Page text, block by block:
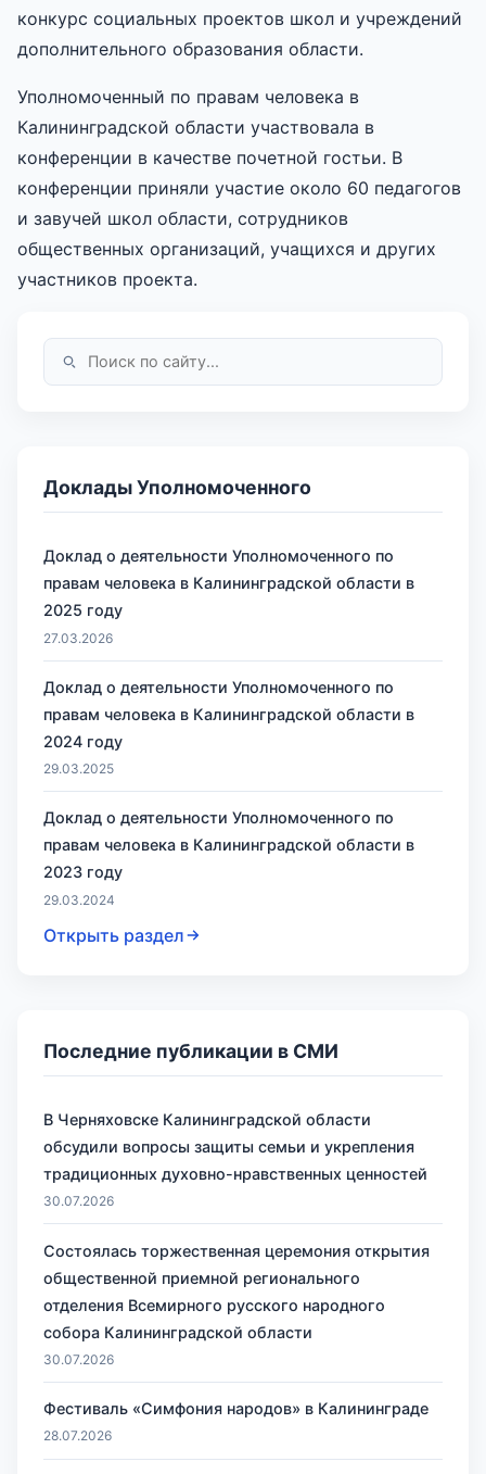
конкурс социальных проектов школ и учреждений
дополнительного образования области.
Уполномоченный по правам человека в
Калининградской области участвовала в
конференции в качестве почетной гостьи. В
конференции приняли участие около 60 педагогов
и завучей школ области, сотрудников
общественных организаций, учащихся и других
участников проекта.
Доклады Уполномоченного
Доклад о деятельности Уполномоченного по
правам человека в Калининградской области в
2025 году
27.03.2026
Доклад о деятельности Уполномоченного по
правам человека в Калининградской области в
2024 году
29.03.2025
Доклад о деятельности Уполномоченного по
правам человека в Калининградской области в
2023 году
29.03.2024
Открыть раздел
Последние публикации в СМИ
В Черняховске Калининградской области
обсудили вопросы защиты семьи и укрепления
традиционных духовно-нравственных ценностей
30.07.2026
Состоялась торжественная церемония открытия
общественной приемной регионального
отделения Всемирного русского народного
собора Калининградской области
30.07.2026
Фестиваль «Симфония народов» в Калининграде
28.07.2026